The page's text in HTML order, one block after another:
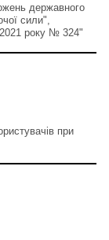
державного
сили",
року № 324"
при